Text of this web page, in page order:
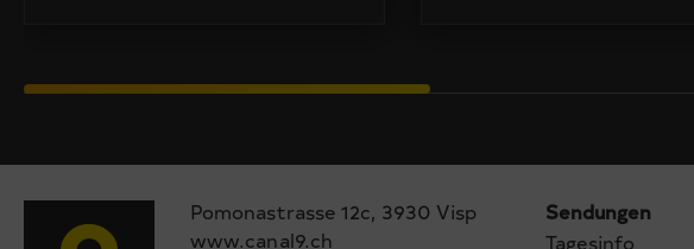
Pomonastrasse 12c, 3930 Visp
www.canal9.ch
Sendungen
Tagesinfo